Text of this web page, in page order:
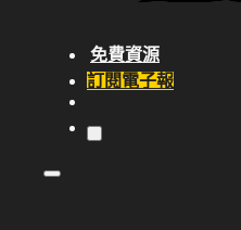
免費資源
訂閱電子報